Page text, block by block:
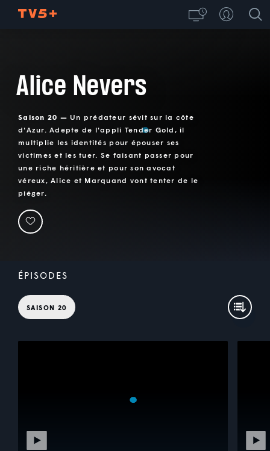
Alice Nevers
Saison 20 —Un prédateur sévit sur la côte
d'Azur. Adepte de l'appli Tender Gold, il
multiplie les identités pour épouser ses
victimes et les tuer. Se faisant passer pour
une riche héritière et pour son avocat
véreux, Alice et Marquand vont tenter de le
piéger.
ÉPISODES
SAISON 20